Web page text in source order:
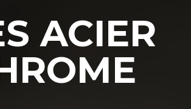
ACIER